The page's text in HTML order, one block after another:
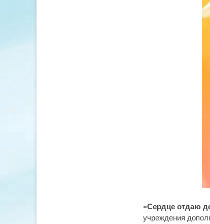
«Сердце отдаю
учреждения